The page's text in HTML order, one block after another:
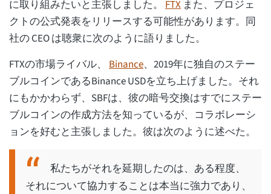
に取り組みたいと主張しました。 FTX また、プロジェ
クトの公式発表をリリースする可能性があります。同
社の CEO は聴衆に次のように語りました。
FTXの市場ライバル、 Binance、2019年に独自のステー
ブルコインであるBinance USDを立ち上げました。それ
にもかかわらず、SBFは、彼の暗号交換はすでにステー
ブルコインの作成方法を知っているが、コラボレーシ
ョンを好むと主張しました。彼は次のように述べた。
私たちがそれを延期したのは、ある程度、
それについて協力することは本当に強力であり、